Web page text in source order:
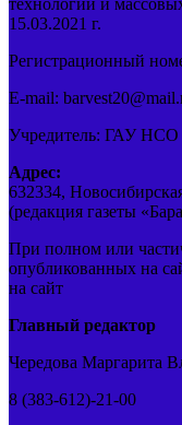
технологий и
15.03.2021 г.
Регистрационный
E-mail:
Учредитель: ГАУ НСО
Адрес:
632334,
(редакция газеты
При полном или
опубликованных на
на сайт
Главный редактор
Чередова Маргарита
8 (383-612)-21-00